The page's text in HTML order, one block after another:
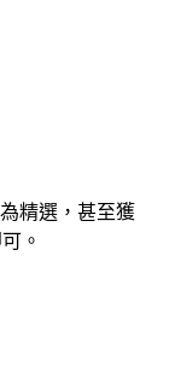
精選，甚至獲
。